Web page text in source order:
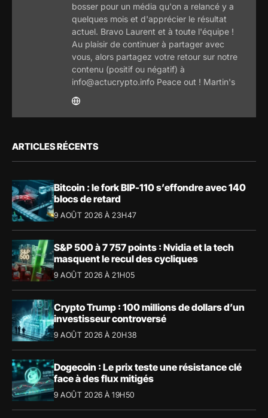
bosser pour un média qu'on a relancé y a
quelques mois et d'apprécier le résultat
actuel. Bravo Laurent et à toute l'équipe !
Au plaisir de continuer à partager avec
vous, alors partagez votre retour sur notre
contenu (positif ou négatif) à
info@actucrypto.info Peace out ! Martin's
ARTICLES RÉCENTS
Bitcoin : le fork BIP-110 s’effondre avec 140
blocs de retard
9 AOÛT 2026 À 23H47
S&P 500 à 7 757 points : Nvidia et la tech
masquent le recul des cycliques
9 AOÛT 2026 À 21H05
Crypto Trump : 100 millions de dollars d’un
investisseur controversé
9 AOÛT 2026 À 20H38
Dogecoin : Le prix teste une résistance clé
face à des flux mitigés
9 AOÛT 2026 À 19H50